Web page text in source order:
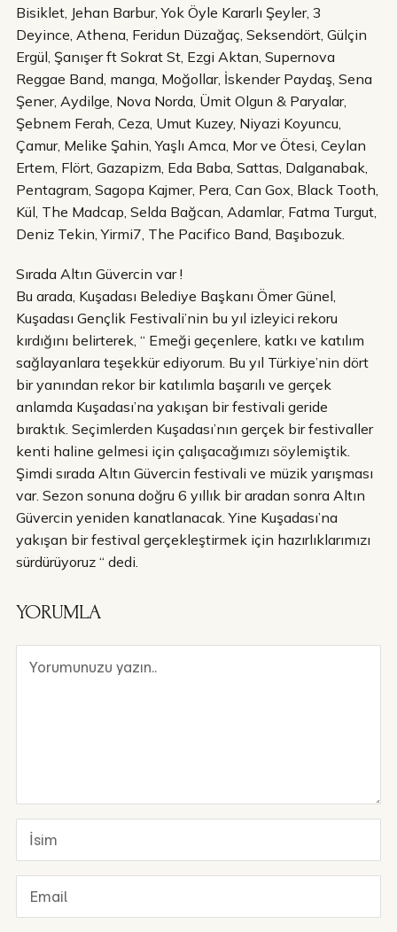
Bisiklet, Jehan Barbur, Yok Öyle Kararlı Şeyler, 3
Deyince, Athena, Feridun Düzağaç, Seksendört, Gülçin
Ergül, Şanışer ft Sokrat St, Ezgi Aktan, Supernova
Reggae Band, manga, Moğollar, İskender Paydaş, Sena
Şener, Aydilge, Nova Norda, Ümit Olgun & Paryalar,
Şebnem Ferah, Ceza, Umut Kuzey, Niyazi Koyuncu,
Çamur, Melike Şahin, Yaşlı Amca, Mor ve Ötesi, Ceylan
Ertem, Flört, Gazapizm, Eda Baba, Sattas, Dalganabak,
Pentagram, Sagopa Kajmer, Pera, Can Gox, Black Tooth,
Kül, The Madcap, Selda Bağcan, Adamlar, Fatma Turgut,
Deniz Tekin, Yirmi7, The Pacifico Band, Başıbozuk.
Sırada Altın Güvercin var !
Bu arada, Kuşadası Belediye Başkanı Ömer Günel,
Kuşadası Gençlik Festivali’nin bu yıl izleyici rekoru
kırdığını belirterek, “ Emeği geçenlere, katkı ve katılım
sağlayanlara teşekkür ediyorum. Bu yıl Türkiye’nin dört
bir yanından rekor bir katılımla başarılı ve gerçek
anlamda Kuşadası’na yakışan bir festivali geride
bıraktık. Seçimlerden Kuşadası’nın gerçek bir festivaller
kenti haline gelmesi için çalışacağımızı söylemiştik.
Şimdi sırada Altın Güvercin festivali ve müzik yarışması
var. Sezon sonuna doğru 6 yıllık bir aradan sonra Altın
Güvercin yeniden kanatlanacak. Yine Kuşadası’na
yakışan bir festival gerçekleştirmek için hazırlıklarımızı
sürdürüyoruz “ dedi.
YORUMLA